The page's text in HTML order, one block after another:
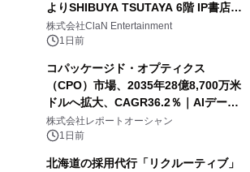
よりSHIBUYA TSUTAYA 6階 IP書店で
開催決定！！
株式会社ClaN Entertainment
1日前
コパッケージド・オプティクス
（CPO）市場、2035年28億8,700万米
ドルへ拡大、CAGR36.2％｜AIデータ
センター・高速光通信需要が成長を加
速
株式会社レポートオーシャン
1日前
北海道の採用代行「リクルーティブ」